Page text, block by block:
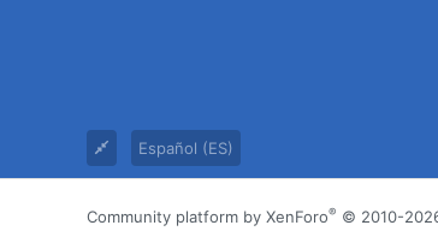
Español (ES)
Community platform by XenForo® © 2010-